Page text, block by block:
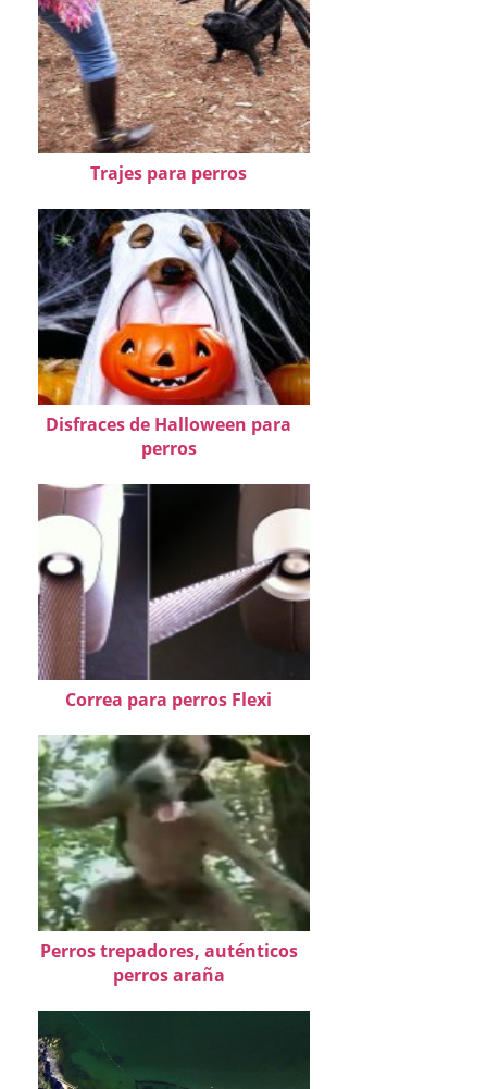
Trajes para perros
Disfraces de Halloween para
perros
Correa para perros Flexi
Perros trepadores, auténticos
perros araña